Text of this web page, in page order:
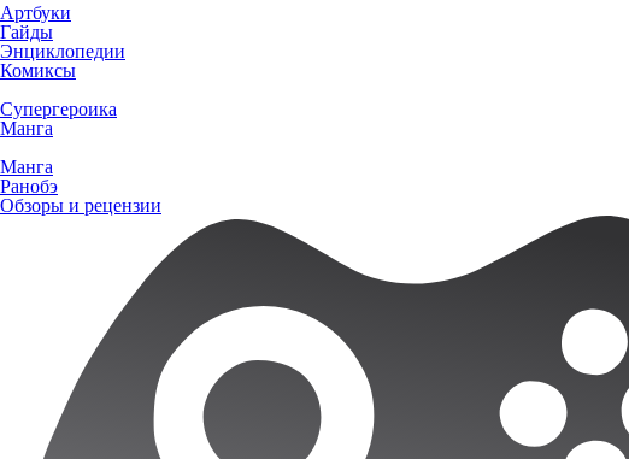
Артбуки
Гайды
Энциклопедии
Комиксы
Супергероика
Манга
Манга
Ранобэ
Обзоры и рецензии